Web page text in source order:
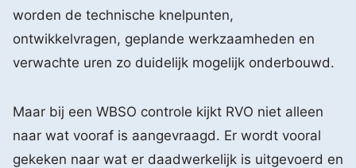
worden de technische knelpunten,
ontwikkelvragen, geplande werkzaamheden en
verwachte uren zo duidelijk mogelijk onderbouwd.
Maar bij een WBSO controle kijkt RVO niet alleen
naar wat vooraf is aangevraagd. Er wordt vooral
gekeken naar wat er daadwerkelijk is uitgevoerd en